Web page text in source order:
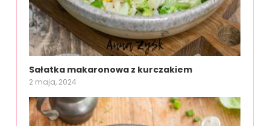
Sałatka makaronowa z kurczakiem
2 maja, 2024